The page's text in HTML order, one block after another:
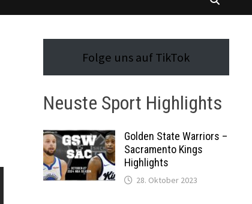
Folge uns auf TikTok
Neuste Sport Highlights
Golden State Warriors –
Sacramento Kings
Highlights
28. Oktober 2023